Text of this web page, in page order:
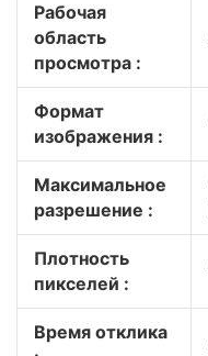
Рабочая
область
просмотра :
Формат
изображения :
Максимальное
разрешение :
Плотность
пикселей :
Время отклика